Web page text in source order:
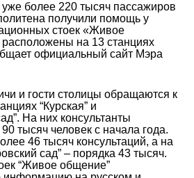
более 220 тысяч пассажиров
получили помощь у
стоек «Живое
на 13 станциях
официальный сайт Мэра
и гости столицы обращаются к
“Курская” и
На них консультанты
тысяч человек с начала года.
46 тысяч консультаций, а на
сад” – порядка 43 тысяч.
“Живое общение”